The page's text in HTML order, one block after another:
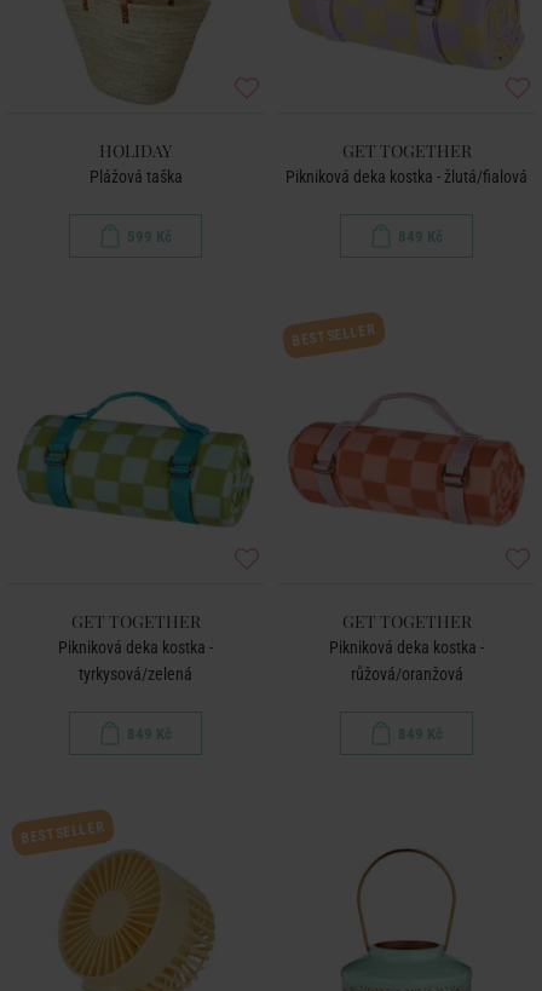
HOLIDAY
Plážová taška
599 Kč
GET TOGETHER
Pikniková deka kostka - žlutá/fialová
849 Kč
GET TOGETHER
Pikniková deka kostka -
tyrkysová/zelená
849 Kč
BESTSELLER
GET TOGETHER
Pikniková deka kostka -
růžová/oranžová
849 Kč
BESTSELLER